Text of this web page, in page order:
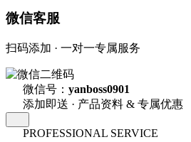
微信客服
扫码添加 · 一对一专属服务
微信号： yanboss0901
添加即送 · 产品资料 & 专属优惠
PROFESSIONAL SERVICE